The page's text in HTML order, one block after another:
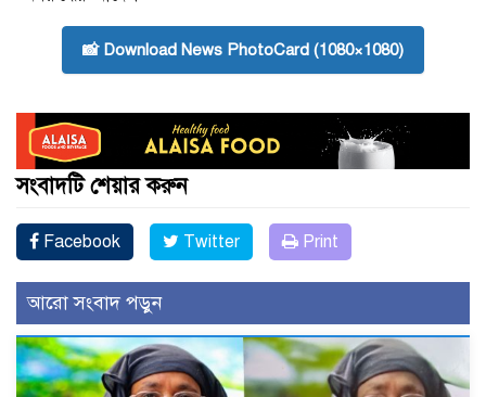
📸 Download News PhotoCard (1080×1080)
সংবাদটি শেয়ার করুন
Facebook Twitter Print
আরো সংবাদ পড়ুন